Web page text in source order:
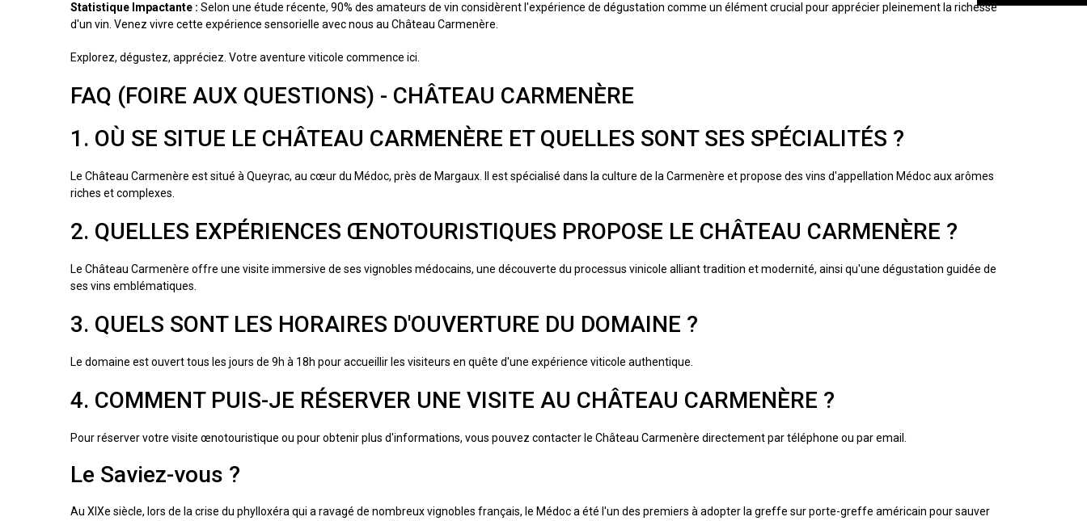
Statistique Impactante : Selon une étude récente, 90% des amateurs de vin considèrent l'expérience de dégustation comme un élément crucial pour apprécier pleinement la richesse
d'un vin. Venez vivre cette expérience sensorielle avec nous au Château Carmenère.
Explorez, dégustez, appréciez. Votre aventure viticole commence ici.
FAQ (FOIRE AUX QUESTIONS) - CHÂTEAU CARMENÈRE
1. OÙ SE SITUE LE CHÂTEAU CARMENÈRE ET QUELLES SONT SES SPÉCIALITÉS ?
Le Château Carmenère est situé à Queyrac, au cœur du Médoc, près de Margaux. Il est spécialisé dans la culture de la Carmenère et propose des vins d'appellation Médoc aux arômes
riches et complexes.
2. QUELLES EXPÉRIENCES ŒNOTOURISTIQUES PROPOSE LE CHÂTEAU CARMENÈRE ?
Le Château Carmenère offre une visite immersive de ses vignobles médocains, une découverte du processus vinicole alliant tradition et modernité, ainsi qu'une dégustation guidée de
ses vins emblématiques.
3. QUELS SONT LES HORAIRES D'OUVERTURE DU DOMAINE ?
Le domaine est ouvert tous les jours de 9h à 18h pour accueillir les visiteurs en quête d'une expérience viticole authentique.
4. COMMENT PUIS-JE RÉSERVER UNE VISITE AU CHÂTEAU CARMENÈRE ?
Pour réserver votre visite œnotouristique ou pour obtenir plus d'informations, vous pouvez contacter le Château Carmenère directement par téléphone ou par email.
Le Saviez-vous ?
Au XIXe siècle, lors de la crise du phylloxéra qui a ravagé de nombreux vignobles français, le Médoc a été l'un des premiers à adopter la greffe sur porte-greffe américain pour sauver